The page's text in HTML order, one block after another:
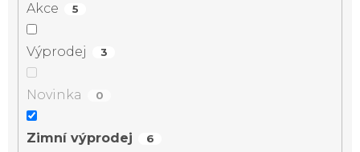
Akce 5
Výprodej 3
Novinka 0
Zimní výprodej 6